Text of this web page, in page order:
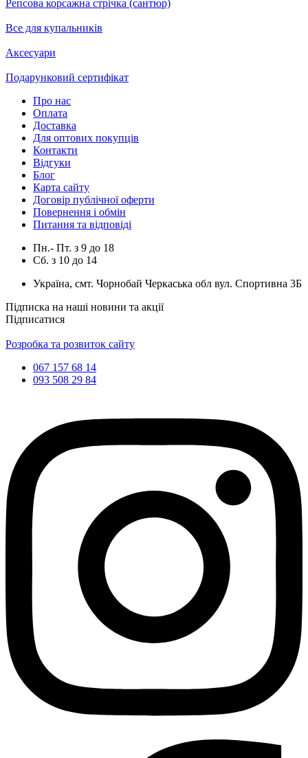
Репсова корсажна стрічка (сантюр)
Все для купальників
Аксесуари
Подарунковий сертифікат
Про нас
Оплата
Доставка
Для оптових покупців
Контакти
Відгуки
Блог
Карта сайту
Договір публічної оферти
Повернення і обмін
Питання та відповіді
Пн.- Пт. з 9 до 18
Сб. з 10 до 14
Україна, смт. Чорнобай Черкаська обл вул. Спортивна 3Б
Підписка на наші новини та акції
Підписатися
Розробка та розвиток сайту
067 157 68 14
093 508 29 84